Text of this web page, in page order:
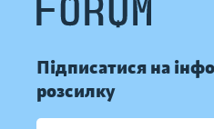
Підписатися на
розсилку